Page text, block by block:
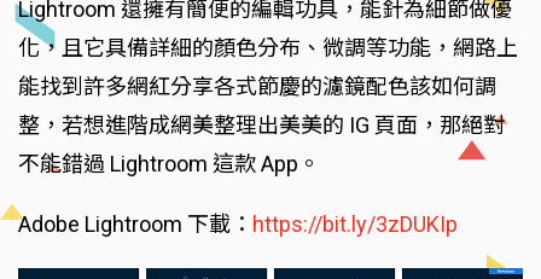
Lightroom 還擁有簡便的編輯功具，能針為細節做優
化，且它具備詳細的顏色分布、微調等功能，網路上
能找到許多網紅分享各式節慶的濾鏡配色該如何調
整，若想進階成網美整理出美美的 IG 頁面，那絕對
不能錯過 Lightroom 這款 App。
Adobe Lightroom 下載： https://bit.ly/3zDUKIp